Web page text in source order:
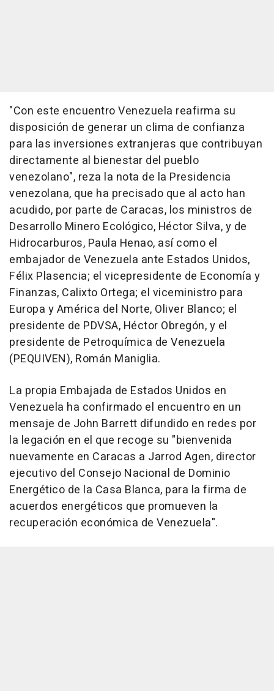
"Con este encuentro Venezuela reafirma su
disposición de generar un clima de confianza
para las inversiones extranjeras que contribuyan
directamente al bienestar del pueblo
venezolano", reza la nota de la Presidencia
venezolana, que ha precisado que al acto han
acudido, por parte de Caracas, los ministros de
Desarrollo Minero Ecológico, Héctor Silva, y de
Hidrocarburos, Paula Henao, así como el
embajador de Venezuela ante Estados Unidos,
Félix Plasencia; el vicepresidente de Economía y
Finanzas, Calixto Ortega; el viceministro para
Europa y América del Norte, Oliver Blanco; el
presidente de PDVSA, Héctor Obregón, y el
presidente de Petroquímica de Venezuela
(PEQUIVEN), Román Maniglia.
La propia Embajada de Estados Unidos en
Venezuela ha confirmado el encuentro en un
mensaje de John Barrett difundido en redes por
la legación en el que recoge su "bienvenida
nuevamente en Caracas a Jarrod Agen, director
ejecutivo del Consejo Nacional de Dominio
Energético de la Casa Blanca, para la firma de
acuerdos energéticos que promueven la
recuperación económica de Venezuela".